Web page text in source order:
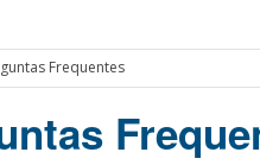
Frequentes